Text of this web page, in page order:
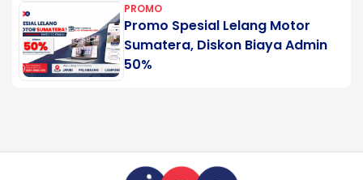
PROMO
Promo Spesial Lelang Motor
Sumatera, Diskon Biaya Admin
50%